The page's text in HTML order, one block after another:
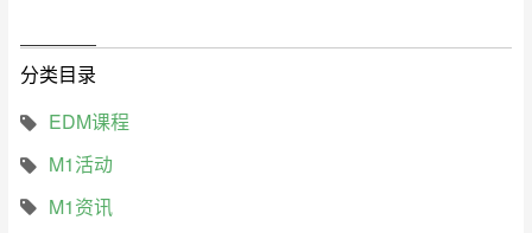
分类目录
EDM课程
M1活动
M1资讯